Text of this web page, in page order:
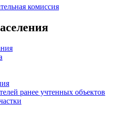
комиссия
ранее учтенных объектов